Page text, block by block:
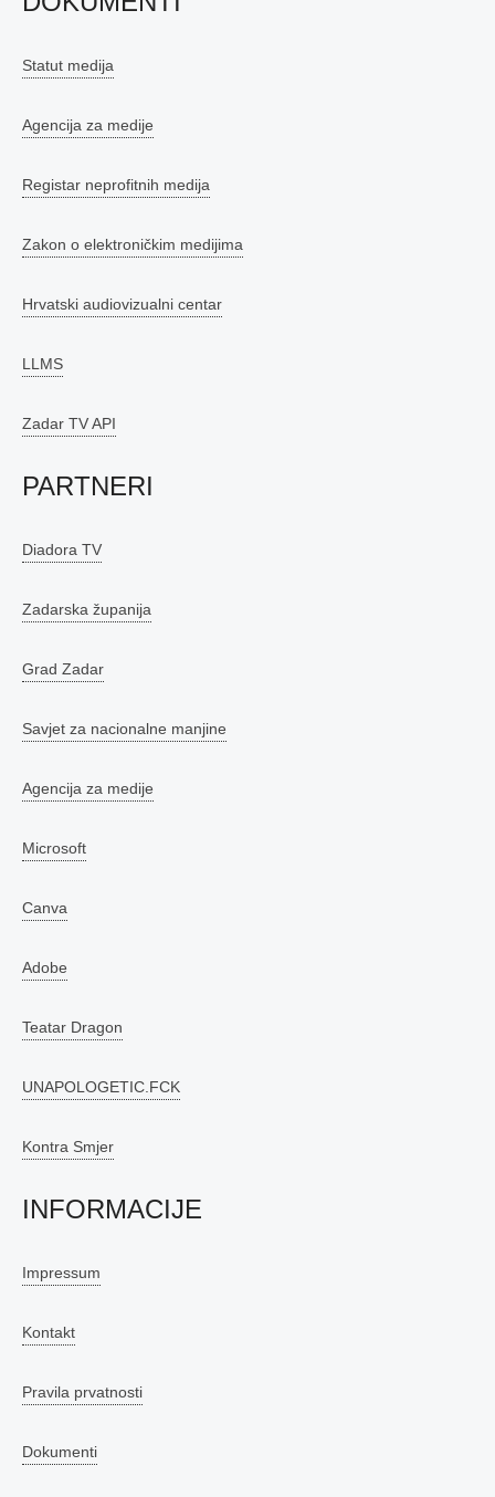
Statut medija
Agencija za medije
Registar neprofitnih medija
Zakon o elektroničkim medijima
Hrvatski audiovizualni centar
LLMS
Zadar TV API
PARTNERI
Diadora TV
Zadarska županija
Grad Zadar
Savjet za nacionalne manjine
Agencija za medije
Microsoft
Canva
Adobe
Teatar Dragon
UNAPOLOGETIC.FCK
Kontra Smjer
INFORMACIJE
Impressum
Kontakt
Pravila prvatnosti
Dokumenti